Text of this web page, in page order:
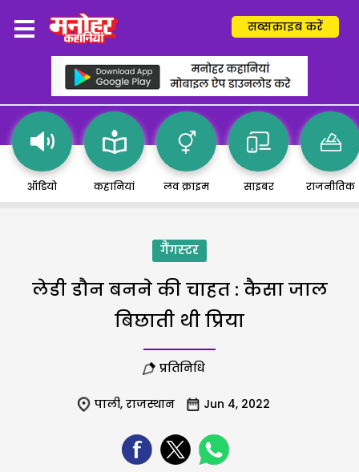
सब्सक्राइब करें
ऑडियो कहानियां लव क्राइम साइबर राजनीतिक
गैंगस्टर
लेडी डौन बनने की चाहत : कैसा जाल
बिछाती थी प्रिया
प्रतिनिधि
पाली, राजस्थान Jun 4, 2022